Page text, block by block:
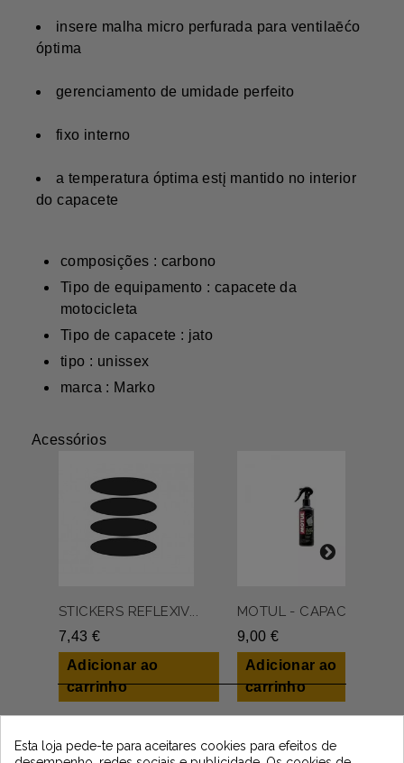
insere malha micro perfurada para ventilaēćo
óptima
gerenciamento de umidade perfeito
fixo interno
a temperatura óptima estį mantido no interior
do capacete
composições : carbono
Tipo de equipamento : capacete da
motocicleta
Tipo de capacete : jato
tipo : unissex
marca : Marko
Acessórios
STICKERS REFLEXIV...
7,43 €
Adicionar ao
carrinho
MOTUL - CAPACETE ...
9,00 €
Adicionar ao
carrinho
Newsletter
Esta loja pede-te para aceitares cookies para efeitos de